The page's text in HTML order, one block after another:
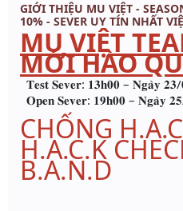
GIỚI THIỆU MU VIỆT -
10% - SEVER UY TÍN NHẤT
MU VIỆT
MỚI HÀO
𝐓𝐞𝐬𝐭 𝐒𝐞𝐯𝐞𝐫: 𝟏𝟑𝐡𝟎𝟎 – 𝐍𝐠𝐚̀𝐲
𝐎𝐩𝐞𝐧 𝐒𝐞𝐯𝐞𝐫: 𝟏𝟗𝐡𝟎𝟎 – 𝐍𝐠𝐚̀𝐲
CHỐNG
H.A.C.K
B.A.N.D